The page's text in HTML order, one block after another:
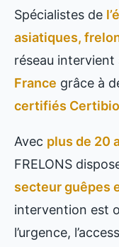
Spécialistes de
asiatiques,
réseau intervient
France grâce à
certifiés
Avec plus de 20
FRELONS
secteur guêpes
intervention est
l’urgence,